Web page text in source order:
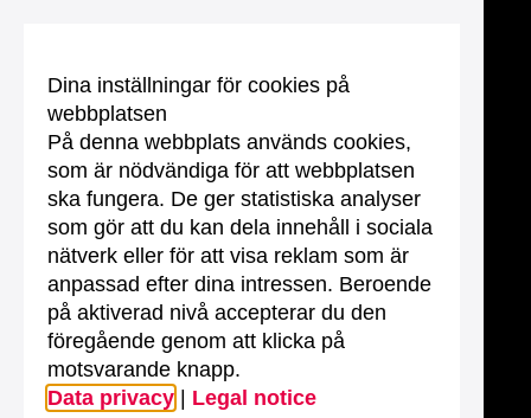
Dina inställningar för cookies på
webbplatsen
På denna webbplats används cookies,
som är nödvändiga för att webbplatsen
ska fungera. De ger statistiska analyser
som gör att du kan dela innehåll i sociala
nätverk eller för att visa reklam som är
anpassad efter dina intressen. Beroende
på aktiverad nivå accepterar du den
föregående genom att klicka på
motsvarande knapp.
Data privacy
Legal notice